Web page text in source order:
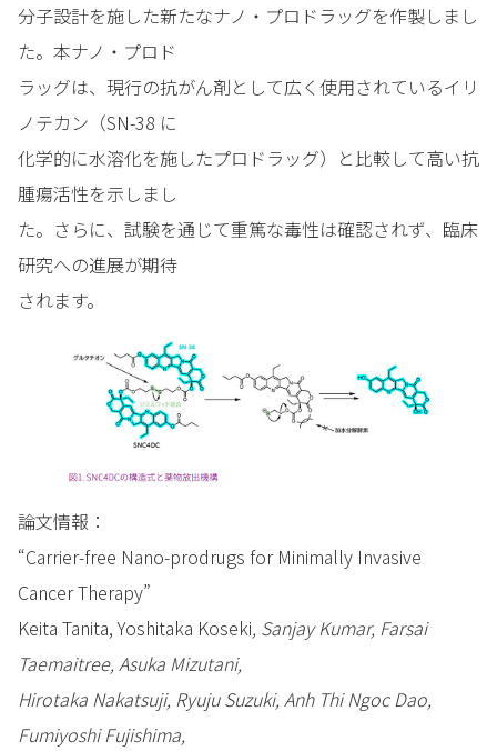
分子設計を施した新たなナノ・プロドラッグを作製しまし
た。本ナノ・プロド
ラッグは、現行の抗がん剤として広く使用されているイリ
ノテカン（SN-38 に
化学的に水溶化を施したプロドラッグ）と比較して高い抗
腫瘍活性を示しまし
た。さらに、試験を通じて重篤な毒性は確認されず、臨床
研究への進展が期待
されます。
論文情報：
“Carrier-free Nano-prodrugs for Minimally Invasive
Cancer Therapy”
Keita Tanita, Yoshitaka Koseki, Sanjay Kumar, Farsai
Taemaitree, Asuka Mizutani,
Hirotaka Nakatsuji, Ryuju Suzuki, Anh Thi Ngoc Dao,
Fumiyoshi Fujishima,